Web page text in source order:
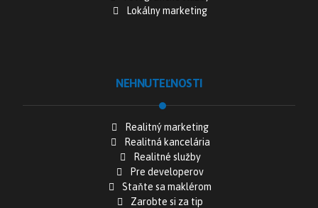
Lokálny marketing
NEHNUTEĽNOSTI
Realitný marketing
Realitná kancelária
Realitné služby
Pre developerov
Staňte sa maklérom
Zarobte si za tip